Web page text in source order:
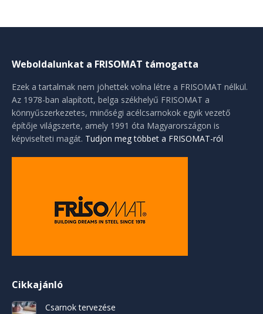
Weboldalunkat a FRISOMAT támogatta
Ezek a tartalmak nem jöhettek volna létre a FRISOMAT nélkül.
Az 1978-ban alapított, belga székhelyű FRISOMAT a
könnyűszerkezetes, minőségi acélcsarnokok egyik vezető
építője világszerte, amely 1991 óta Magyarországon is
képviselteti magát. Tudjon meg többet a FRISOMAT-ról
Cikkajánló
Csarnok tervezése